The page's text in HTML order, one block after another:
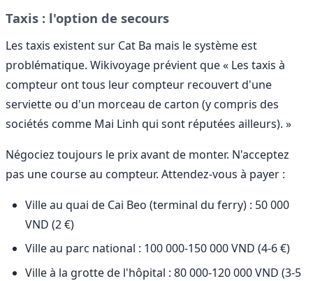
Taxis : l'option de secours
Les taxis existent sur Cat Ba mais le système est
problématique. Wikivoyage prévient que « Les taxis à
compteur ont tous leur compteur recouvert d'une
serviette ou d'un morceau de carton (y compris des
sociétés comme Mai Linh qui sont réputées ailleurs). »
Négociez toujours le prix avant de monter. N'acceptez
pas une course au compteur. Attendez-vous à payer :
Ville au quai de Cai Beo (terminal du ferry) : 50 000
VND (2 €)
Ville au parc national : 100 000-150 000 VND (4-6 €)
Ville à la grotte de l'hôpital : 80 000-120 000 VND (3-5